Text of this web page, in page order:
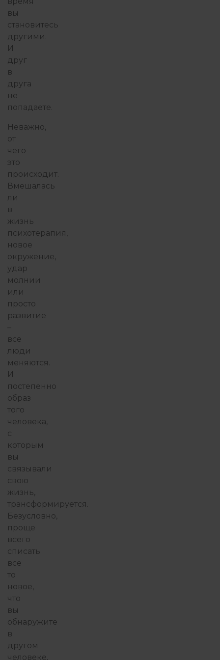
вы
становитесь
другими.
И
друг
в
друга
не
попадаете.
Неважно,
от
чего
это
происходит.
Вмешалась
ли
в
жизнь
психотерапия,
новое
окружение,
удар
молнии
или
просто
развитие
–
все
люди
меняются.
И
постепенно
образ
того
человека,
с
которым
вы
связывали
свою
жизнь,
трансформируется.
Безусловно,
проще
всего
списать
все
то
новое,
что
вы
обнаружите
в
другом
человеке,